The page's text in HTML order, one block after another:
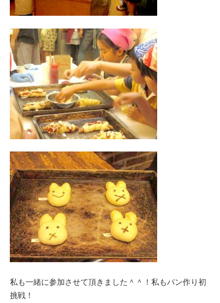
私も一緒に参加させて頂きました＾＾！私もパン作り初
挑戦！